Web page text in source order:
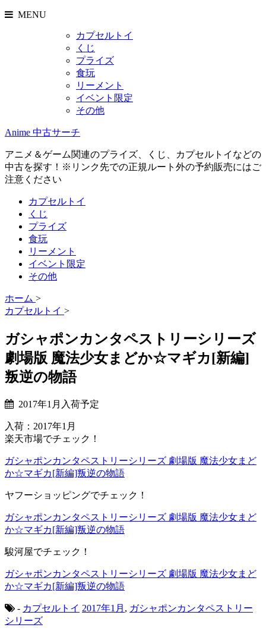
MENU
カプセルトイ
くじ
プライズ
食玩
リーメント
イベント限定
その他
Anime 中古サーチ
アニメ＆ゲーム関連のプライズ、くじ、カプセルトイなどの
中古を探す！※リンク先での正規ルート外の予約販売にはご
注意ください
カプセルトイ
くじ
プライズ
食玩
リーメント
イベント限定
その他
ホーム >
カプセルトイ >
ガシャポンカンタペストリーシリーズ
劇場版 魔法少女まどか☆マギカ[新編]
叛逆の物語
2017年1月入荷予定
入荷：2017年1月
楽天市場でチェック！
ガシャポンカンタペストリーシリーズ 劇場版 魔法少女まど
か☆マギカ[新編]叛逆の物語
ヤフーショッピングでチェック！
ガシャポンカンタペストリーシリーズ 劇場版 魔法少女まど
か☆マギカ[新編]叛逆の物語
駿河屋でチェック！
ガシャポンカンタペストリーシリーズ 劇場版 魔法少女まど
か☆マギカ[新編]叛逆の物語
- カプセルトイ 2017年1月 , ガシャポンカンタペストリー
シリーズ